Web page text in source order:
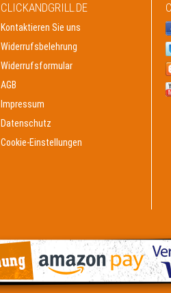
CLICKANDGRILL.DE
Kontaktieren Sie uns
Widerrufsbelehrung
Widerrufsformular
AGB
Impressum
Datenschutz
Cookie-Einstellungen